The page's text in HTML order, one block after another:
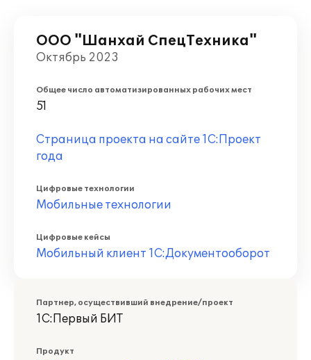
ООО "Шанхай СпецТехника"
Октябрь 2023
Общее число автоматизированных рабочих мест
51
Страница проекта на сайте 1С:Проект
года
Цифровые технологии
Мобильные технологии
Цифровые кейсы
Мобильный клиент 1С:Документооборот
Партнер, осуществивший внедрение/проект
1С:Первый БИТ
Продукт